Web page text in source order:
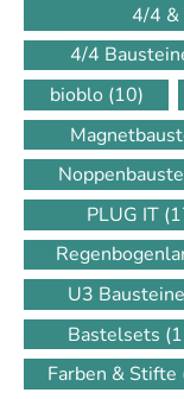
4/4 &
4/4
bioblo (10)
PLUG IT
U3 Bausteine
Bastelsets
Farben & Stifte